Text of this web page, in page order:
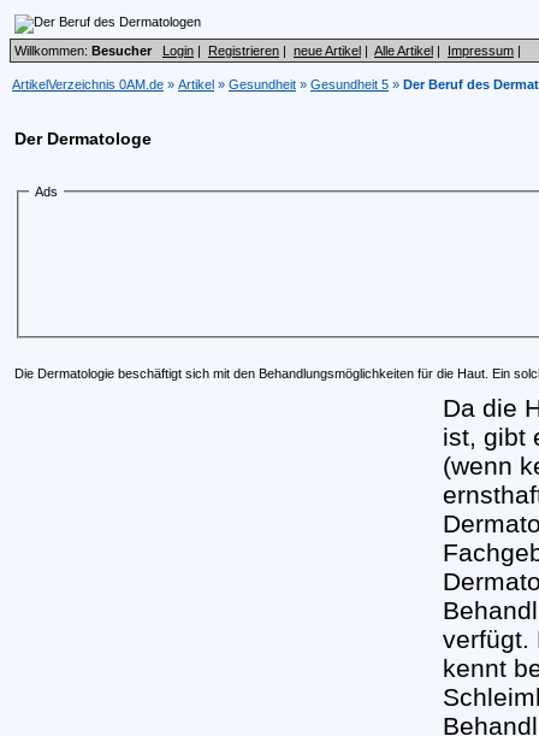
Willkommen: Besucher Login | Registrieren | neue Artikel | Alle Artikel | Impressum |
ArtikelVerzeichnis 0AM.de » Artikel » Gesundheit » Gesundheit 5 » Der Beruf des
Der Dermatologe
Ads
Die Dermatologie beschäftigt sich mit den Behandlungsmöglichkeiten für die Haut. Ein
Da die
ist, gibt
(wenn
verfügt.
kennt